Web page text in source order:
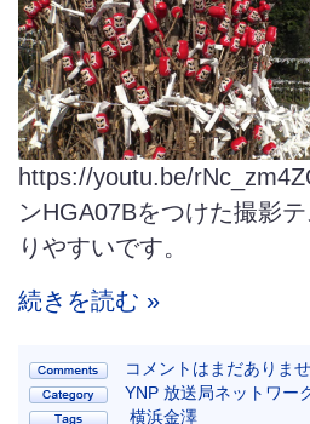
https://youtu.be/
ンHGA07Bをつけた撮影
りやすいです。
続きを読む »
コメントはまだありま
YNP 放送局ネットワー
横浜金澤